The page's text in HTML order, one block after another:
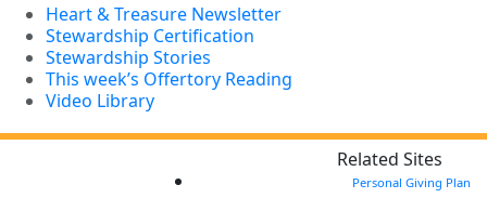
Heart & Treasure Newsletter
Stewardship Certification
Stewardship Stories
This week’s Offertory Reading
Video Library
Related Sites
Personal Giving Plan